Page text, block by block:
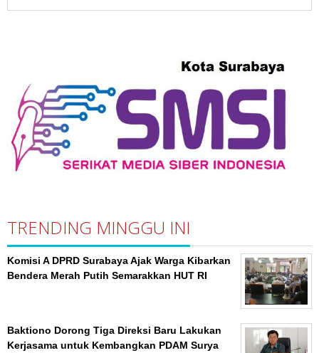
TRENDING MINGGU INI
Komisi A DPRD Surabaya Ajak Warga Kibarkan
Bendera Merah Putih Semarakkan HUT RI
Baktiono Dorong Tiga Direksi Baru Lakukan
Kerjasama untuk Kembangkan PDAM Surya